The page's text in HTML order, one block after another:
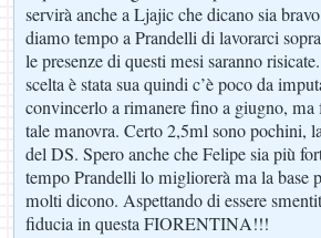
servirà anche a Ljajic che dicano sia
diamo tempo a Prandelli di lavorarci
le presenze di questi mesi saranno
scelta è stata sua quindi c’è poco da
convincerlo a rimanere fino a giugno, ma
tale manovra. Certo 2,5ml sono pochini,
del DS. Spero anche che Felipe sia più
tempo Prandelli lo migliorerà ma la base
molti dicono. Aspettando di essere
fiducia in questa FIORENTINA!!!